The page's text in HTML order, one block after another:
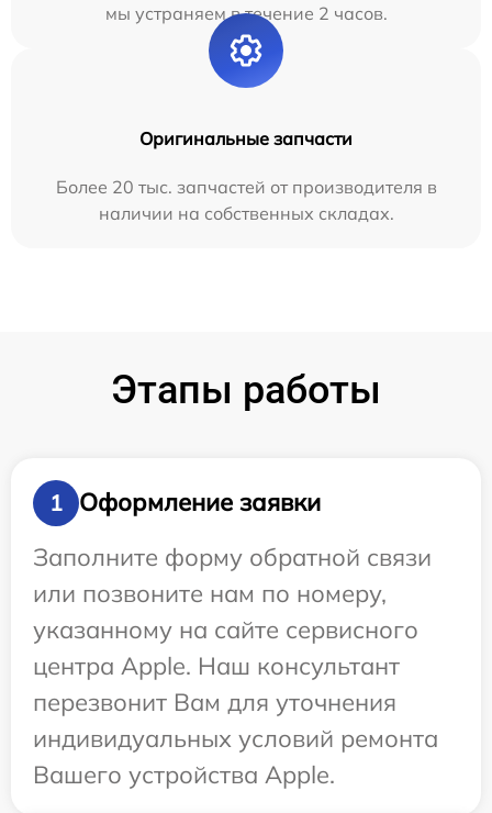
мы устраняем в течение 2 часов.
Оригинальные запчасти
Более 20 тыс. запчастей от производителя в
наличии на собственных складах.
Этапы работы
1
Оформление заявки
Заполните форму обратной связи
или позвоните нам по номеру,
указанному на сайте сервисного
центра Apple. Наш консультант
перезвонит Вам для уточнения
индивидуальных условий ремонта
Вашего устройства Apple.